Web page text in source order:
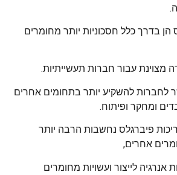
הן בדרך כלל חסכוניות יותר מחומרים
מצוינת עבור חברות תעשייתיות.
לחברות להשקיע יותר בתחומים אחרים
ומחקר ופיתוח.
פיברגלס נחשבות הרבה יותר
אחרים,
אנרגיה לייצור ועשויות מחומרים